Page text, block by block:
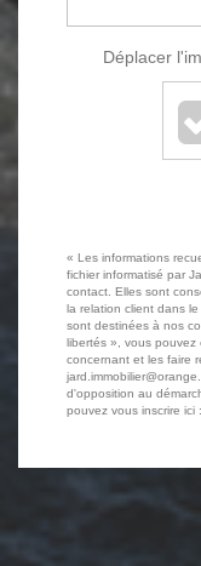
Déplacer
« Les informations
fichier informatisé par
contact. Elles sont
la relation client dans
sont destinées à nos
libertés », vous pouvez
concernant et les faire
d'opposition au
pouvez vous inscrire ici :